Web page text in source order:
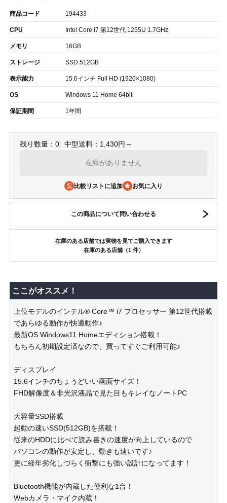
商品コード 194433
CPU Intel Core i7 第12世代 1255U 1.7GHz
メモリ 16GB
ストレージ SSD 512GB
表示能力 15.6インチ Full HD (1920×1080)
OS Windows 11 Home 64bit
保証期間 1年間
残り数量：0 中型送料：1,430円～
在庫がありません
比較リストに追加
この商品について問い合わせる
在庫のある店舗では実物を見てご購入できます
在庫のある店舗（1 件）
ここがオススメ！
上位モデルのインテル® Core™ i7 プロセッサー 第12世代搭載
であらゆる動作が快適動作♪
最新OS Windows11 Homeエディション搭載！
もちろん初期設定済なので、買ってすぐご利用可能♪
ディスプレイ
15.6インチのちょうどいい画面サイズ！
FHD解像度＆非光沢液晶で見た目もキレイなノートPC
大容量SSD搭載
起動の速いSSD(512GB)を搭載！
従来のHDDに比べて読み書きの速度が向上しているので
パソコンの動作が安定し、動きも速いです♪
更に経年劣化しづらく衝撃にも強い設計になってます！
Bluetooth機能が内蔵した便利な1台！
Webカメラ・マイク内蔵！